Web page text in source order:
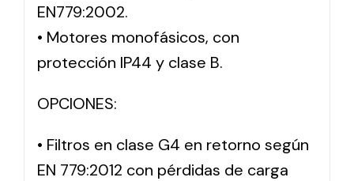
EN779:2002.
• Motores monofásicos, con
protección IP44 y clase B.
OPCIONES:
• Filtros en clase G4 en retorno según
EN 779:2012 con pérdidas de carga